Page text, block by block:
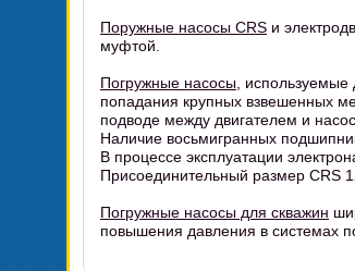
Поружные насосы CRS и
муфтой.
Погружные насосы ,
попадания крупных взвешенных
подводе между двигателем и
Наличие восьмигранных
В процессе эксплуатации
Присоединительный размер CRS
Погружные насосы для скважин
повышения давления в системах